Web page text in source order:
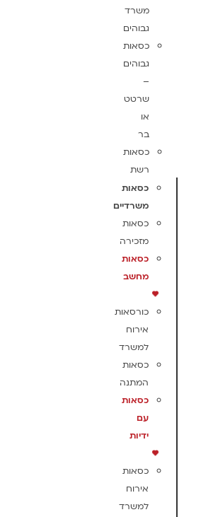
משרד
גבוהים
כסאות
גבוהים
–
שרטט
או
בר
כסאות
רשת
כסאות
משרדיים
כסאות
מזכירה
כסאות
מחשב
כורסאות
אירוח
למשרד
כסאות
המתנה
כסאות
עם
ידיות
כסאות
אירוח
למשרד